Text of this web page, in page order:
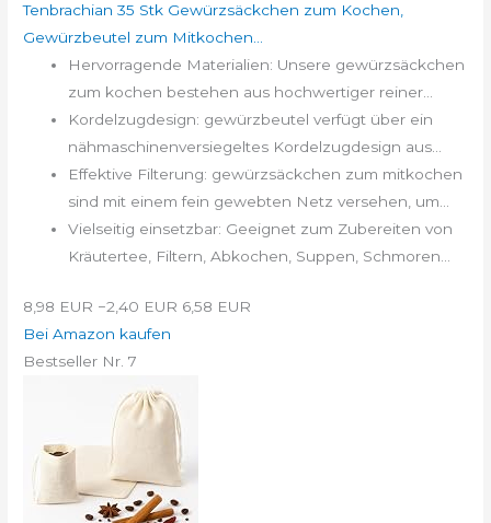
Tenbrachian 35 Stk Gewürzsäckchen zum Kochen,
Gewürzbeutel zum Mitkochen...
Hervorragende Materialien: Unsere gewürzsäckchen
zum kochen bestehen aus hochwertiger reiner...
Kordelzugdesign: gewürzbeutel verfügt über ein
nähmaschinenversiegeltes Kordelzugdesign aus...
Effektive Filterung: gewürzsäckchen zum mitkochen
sind mit einem fein gewebten Netz versehen, um...
Vielseitig einsetzbar: Geeignet zum Zubereiten von
Kräutertee, Filtern, Abkochen, Suppen, Schmoren...
8,98 EUR −2,40 EUR 6,58 EUR
Bei Amazon kaufen
Bestseller Nr. 7